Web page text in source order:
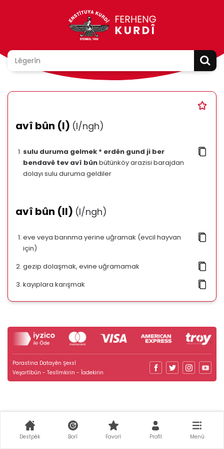
avî bûn (I) (l/ngh)
sulu duruma gelmek * erdên gund ji ber
bendavê tev avî bûnbütünköy arazisi barajdan
dolayı sulu duruma geldiler
avî bûn (II) (l/ngh)
eve veya barınma yerine uğramak (evcil hayvan
için)
gezip dolaşmak, evine uğramamak
kayıplara karışmak
Parastina Datayên Şexsî
Veşartîbûn - Teslîmkirin - Îadekirin
Destpêk Borî Favorî Profîl Menû